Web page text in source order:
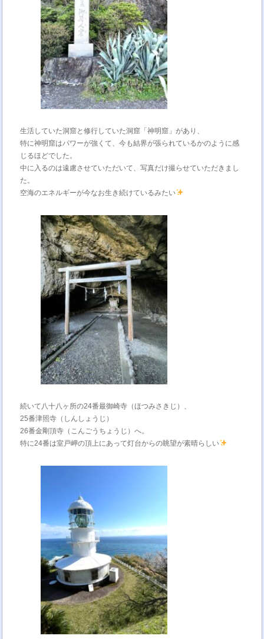
生活していた洞窟と修行していた洞窟「神明窟」があり、
特に神明窟はパワーが強くて、今も結界が張られているかのように感
じるほどでした。
中に入るのは遠慮させていただいて、写真だけ撮らせていただきまし
た。
空海のエネルギーが今なお生き続けているみたい
続いて八十八ヶ所の24番最御崎寺（ほつみさきじ）、
25番津照寺（しんしょうじ）
26番金剛頂寺（こんごうちょうじ）へ。
特に24番は室戸岬の頂上にあって灯台からの眺望が素晴らしい